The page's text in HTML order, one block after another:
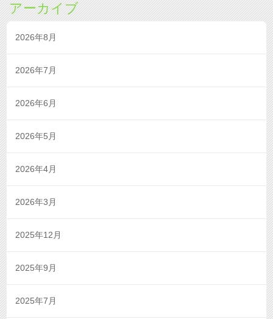
アーカイブ
2026年8月
2026年7月
2026年6月
2026年5月
2026年4月
2026年3月
2025年12月
2025年9月
2025年7月